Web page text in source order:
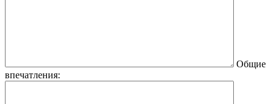
Общие
впечатления: